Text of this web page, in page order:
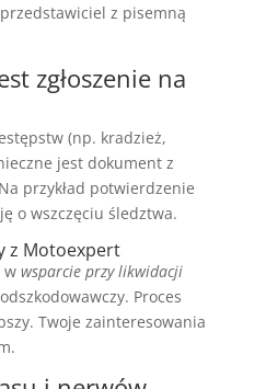
z pisemną
zgłoszenie na
(np. kradzież,
jest dokument z
przykład potwierdzenie
o wszczęciu śledztwa.
z Motoexpert
w wsparcie przy likwidacji
Proces
Twoje zainteresowania